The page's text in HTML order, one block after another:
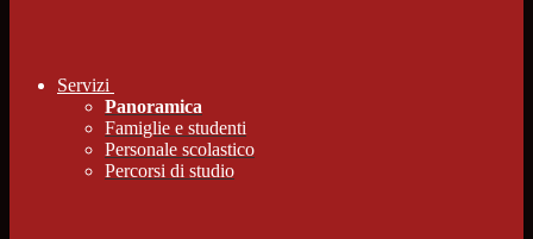
Servizi
Panoramica
Famiglie e studenti
Personale scolastico
Percorsi di studio